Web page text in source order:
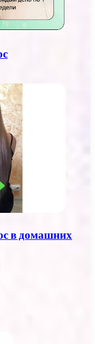
в домашних